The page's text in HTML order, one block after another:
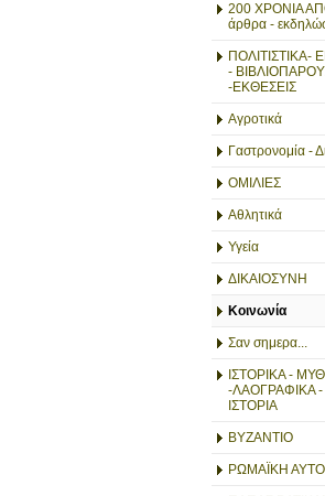
200 ΧΡΟΝΙΑ
άρθρα -
ΠΟΛΙΤΙΣΤΙΚΑ-
-
-ΕΚΘΕΣΕΙΣ
Αγροτικά
Γαστρονομία -
ΟΜΙΛΙΕΣ
Αθλητικά
Υγεία
ΔΙΚΑΙΟΣΥΝΗ
Κοινωνία
Σαν σημερα...
ΙΣΤΟΡΙΚΑ -
-ΛΑΟΓΡΑΦΙΚΑ -
ΙΣΤΟΡΙΑ
ΒΥΖΑΝΤΙΟ
ΡΩΜΑΪΚΗ